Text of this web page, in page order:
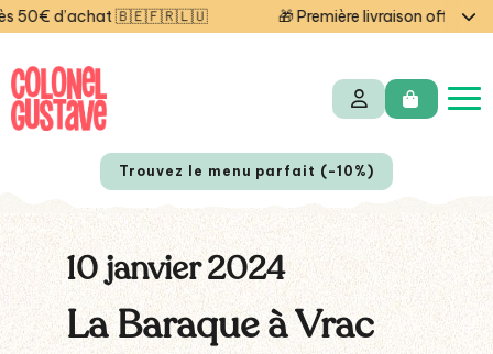
50€ d’achat 🇧🇪🇫🇷🇱🇺 🎁 Première livraison offerte
Trouvez le menu parfait (-10%)
10 janvier 2024
La Baraque à Vrac